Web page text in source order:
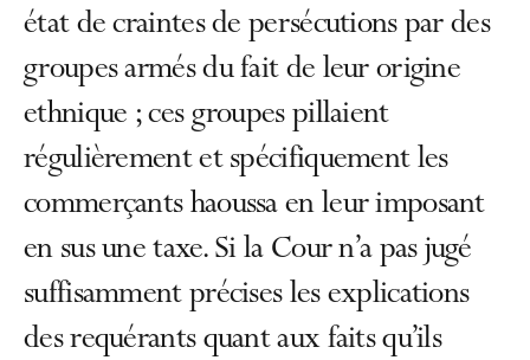
état de craintes de persécutions par des
groupes armés du fait de leur origine
ethnique ; ces groupes pillaient
régulièrement et spécifiquement les
commerçants haoussa en leur imposant
en sus une taxe. Si la Cour n’a pas jugé
suffisamment précises les explications
des requérants quant aux faits qu’ils